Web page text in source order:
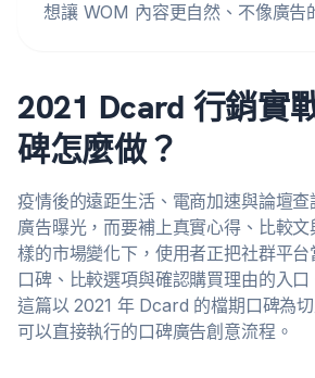
想讓 WOM 內容更自然、不像廣告
2021 Dcard 行銷實
碑怎麼做？
疫情後的遠距生活、電商加速與論壇
廣告曝光，而要補上真實心得、比較
樣的市場變化下，使用者正把社群平
口碑、比較選項與確認購買理由的入口
這篇以 2021 年 Dcard 的檔期口碑為
可以直接執行的口碑廣告創意流程。